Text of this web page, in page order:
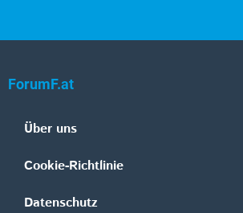
ForumF.at
Über uns
Cookie-Richtlinie
Datenschutz